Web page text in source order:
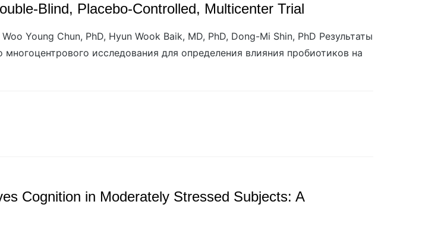
Blind, Placebo-Controlled, Multicenter Trial
Young Chun, PhD, Hyun Wook Baik, MD, PhD, Dong-Mi Shin, PhD Результаты
исследования для определения влияния пробиотиков на
Cognition in Moderately Stressed Subjects: A